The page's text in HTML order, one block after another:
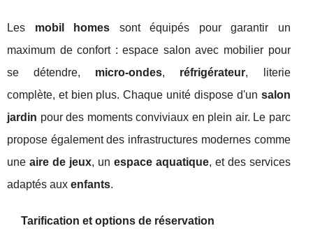
Les mobil homes sont équipés pour garantir un
maximum de confort : espace salon avec mobilier pour
se détendre, micro-ondes, réfrigérateur, literie
complète, et bien plus. Chaque unité dispose d'un salon
jardin pour des moments conviviaux en plein air. Le parc
propose également des infrastructures modernes comme
une aire de jeux, un espace aquatique, et des services
adaptés aux enfants.
Tarification et options de réservation